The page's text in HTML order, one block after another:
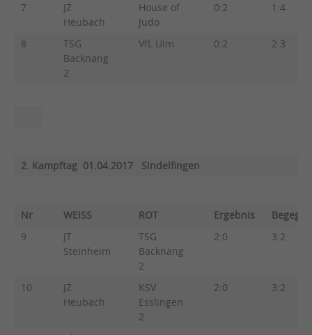
7
JZ
Heubach
House of
Judo
0:2 1:4
8
TSG
Backnang
2
VfL Ulm 0:2 2:3
2. Kampftag 01.04.2017 Sindelfingen
Nr WEISS ROT Ergebnis
Begegn.
9
JT
Steinheim
TSG
Backnang
2
2:0 3:2
10
JZ
Heubach
KSV
Esslingen
2
2:0 3:2